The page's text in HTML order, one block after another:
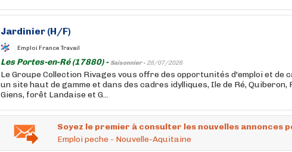
Jardinier (H/F)
Emploi France Travail
Les Portes-en-Ré (17880) - Saisonnier - 28/07/2026
Le Groupe Collection Rivages vous offre des opportunités d'emploi et de
un site haut de gamme et dans des cadres idylliques, Ile de Ré, Quiberon,
Giens, forêt Landaise et G...
Soyez le premier à consulter les nouvelles annonces
Emploi peche - Nouvelle-Aquitaine